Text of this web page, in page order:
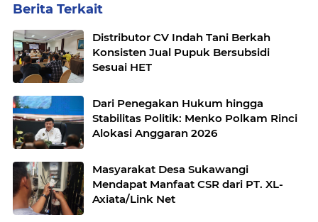
Berita Terkait
Distributor CV Indah Tani Berkah
Konsisten Jual Pupuk Bersubsidi
Sesuai HET
Dari Penegakan Hukum hingga
Stabilitas Politik: Menko Polkam Rinci
Alokasi Anggaran 2026
Masyarakat Desa Sukawangi
Mendapat Manfaat CSR dari PT. XL-
Axiata/Link Net